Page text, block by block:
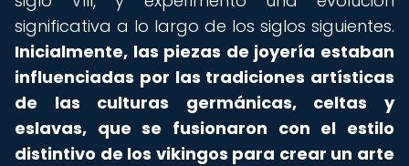
significativa a lo largo de los siglos siguientes.
Inicialmente, las piezas de joyería estaban
influenciadas por las tradiciones artísticas
de las culturas germánicas, celtas y
eslavas, que se fusionaron con el estilo
distintivo de los vikingos para crear un arte